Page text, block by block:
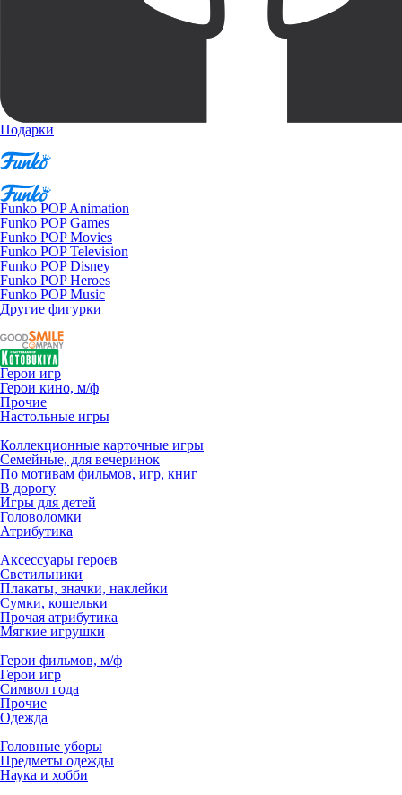
Подарки
Funko POP Animation
Funko POP Games
Funko POP Movies
Funko POP Television
Funko POP Disney
Funko POP Heroes
Funko POP Music
Другие фигурки
Герои игр
Герои кино, м/ф
Прочие
Настольные игры
Коллекционные карточные игры
Семейные, для вечеринок
По мотивам фильмов, игр, книг
В дорогу
Игры для детей
Головоломки
Атрибутика
Аксессуары героев
Светильники
Плакаты, значки, наклейки
Сумки, кошельки
Прочая атрибутика
Мягкие игрушки
Герои фильмов, м/ф
Герои игр
Символ года
Прочие
Одежда
Головные уборы
Предметы одежды
Наука и хобби